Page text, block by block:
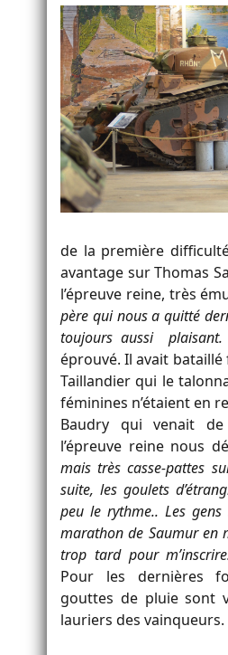
de la première
avantage sur Thomas
l’épreuve reine, très
père qui nous a quitté
toujours aussi plaisant.
éprouvé.Il avait bataillé
Taillandier qui le
féminines n’étaient en
Baudry qui venait
l’épreuve reine nous
mais très casse-pattes
suite, les goulets
peu le rythme.. Les
marathon de Saumur en
trop tard pour
Pour les dernières
gouttes de pluie sont
lauriers des vainqueurs.